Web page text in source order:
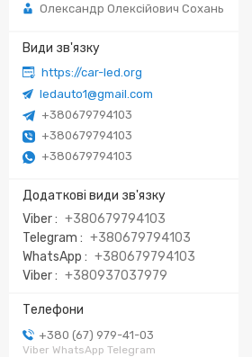
Олександр Олексійович Сохань
https://car-led.org
ledauto1@gmail.com
+380679794103
+380679794103
+380679794103
Viber
+380679794103
Telegram
+380679794103
WhatsApp
+380679794103
Viber
+380937037979
+380 (67) 979-41-03
Viber WhatsApp Telegram